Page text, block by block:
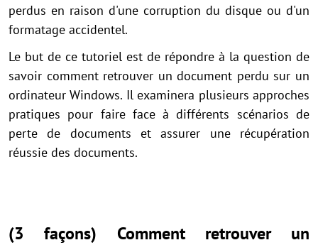
perdus en raison d'une corruption du disque ou d'un
formatage accidentel.
Le but de ce tutoriel est de répondre à la question de
savoir comment retrouver un document perdu sur un
ordinateur Windows. Il examinera plusieurs approches
pratiques pour faire face à différents scénarios de
perte de documents et assurer une récupération
réussie des documents.
(3 façons) Comment retrouver un